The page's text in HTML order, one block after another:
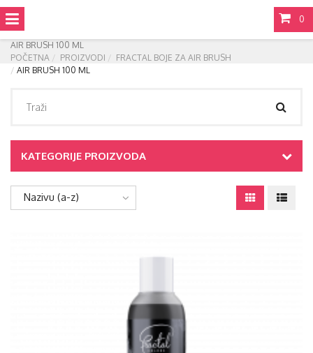
0
AIR BRUSH 100 ML
POČETNA
PROIZVODI
FRACTAL BOJE ZA AIR BRUSH
AIR BRUSH 100 ML
KATEGORIJE PROIZVODA
Nazivu (a-z)